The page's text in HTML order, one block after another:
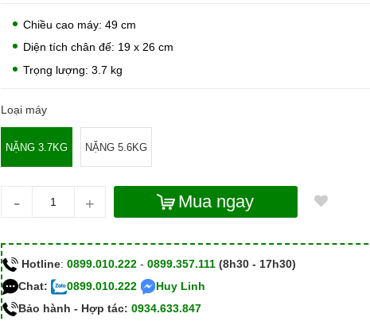
Chiều cao máy: 49 cm
Diện tích chân đế: 19 x 26 cm
Trọng lượng: 3.7 kg
Loại máy
NẶNG 3.7KG NẶNG 5.6KG
- + Mua ngay
Hotline: 0899.010.222- 0899.357.111 (8h30 - 17h30)
Chat:
0899.010.222
Huy Linh
Bảo hành - Hợp tác: 0934.633.847